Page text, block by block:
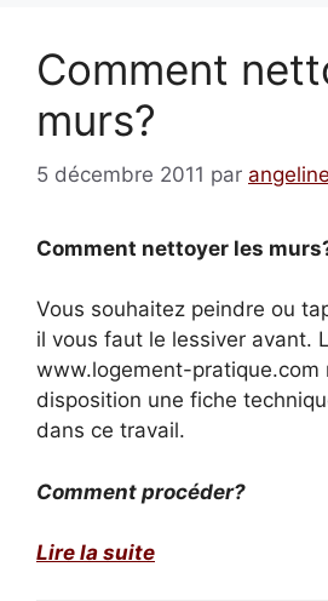
Comment
murs?
5 décembre 2011 par
Comment nettoyer les
Vous souhaitez peindre ou
il vous faut le lessiver avant.
www.logement-pratique.com
disposition une fiche
dans ce travail.
Comment procéder?
Lire la suite